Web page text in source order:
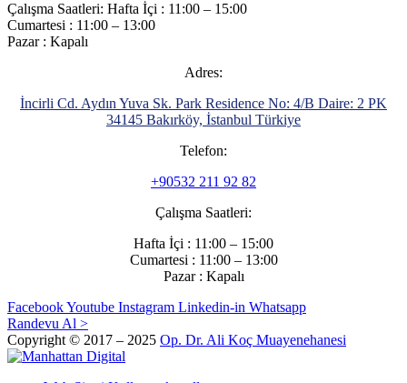
Çalışma Saatleri: Hafta İçi : 11:00 – 15:00
Cumartesi : 11:00 – 13:00
Pazar : Kapalı
Adres:
İncirli Cd. Aydın Yuva Sk. Park Residence No: 4/B Daire: 2 PK
34145 Bakırköy, İstanbul Türkiye
Telefon:
+90532 211 92 82
Çalışma Saatleri:
Hafta İçi : 11:00 – 15:00
Cumartesi : 11:00 – 13:00
Pazar : Kapalı
FacebookYoutube Instagram Linkedin-in Whatsapp
Randevu Al >
Copyright © 2017 – 2025 Op. Dr. Ali Koç Muayenehanesi